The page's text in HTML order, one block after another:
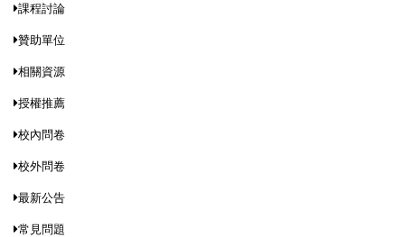
課程討論
贊助單位
相關資源
授權推薦
校內問卷
校外問卷
最新公告
常見問題